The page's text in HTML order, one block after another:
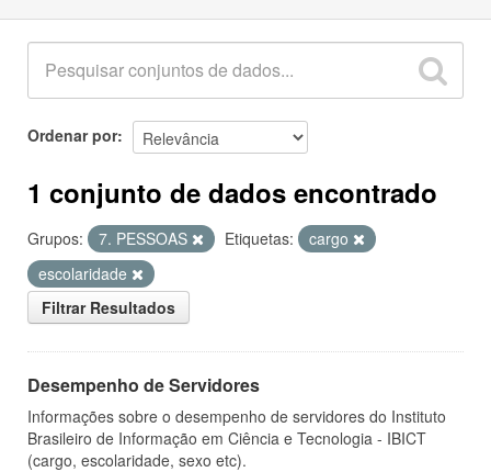
Ordenar por
1 conjunto de dados encontrado
Grupos: 7. PESSOAS Etiquetas:
cargo
escolaridade
Filtrar Resultados
Desempenho de Servidores
Informações sobre o desempenho de servidores do Instituto
Brasileiro de Informação em Ciência e Tecnologia - IBICT
(cargo, escolaridade, sexo etc).